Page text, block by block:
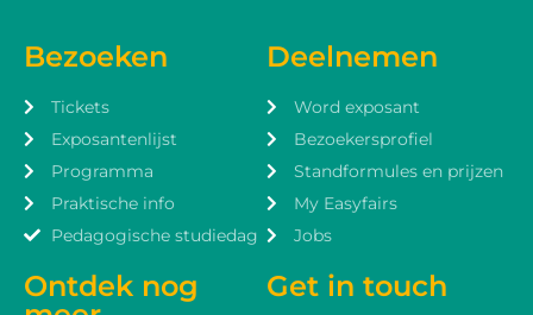
Bezoeken
Tickets
Exposantenlijst
Programma
Praktische info
Pedagogische studiedag
Ontdek nog
Deelnemen
Word exposant
Bezoekersprofiel
Standformules en prijzen
My Easyfairs
Jobs
Get in touch